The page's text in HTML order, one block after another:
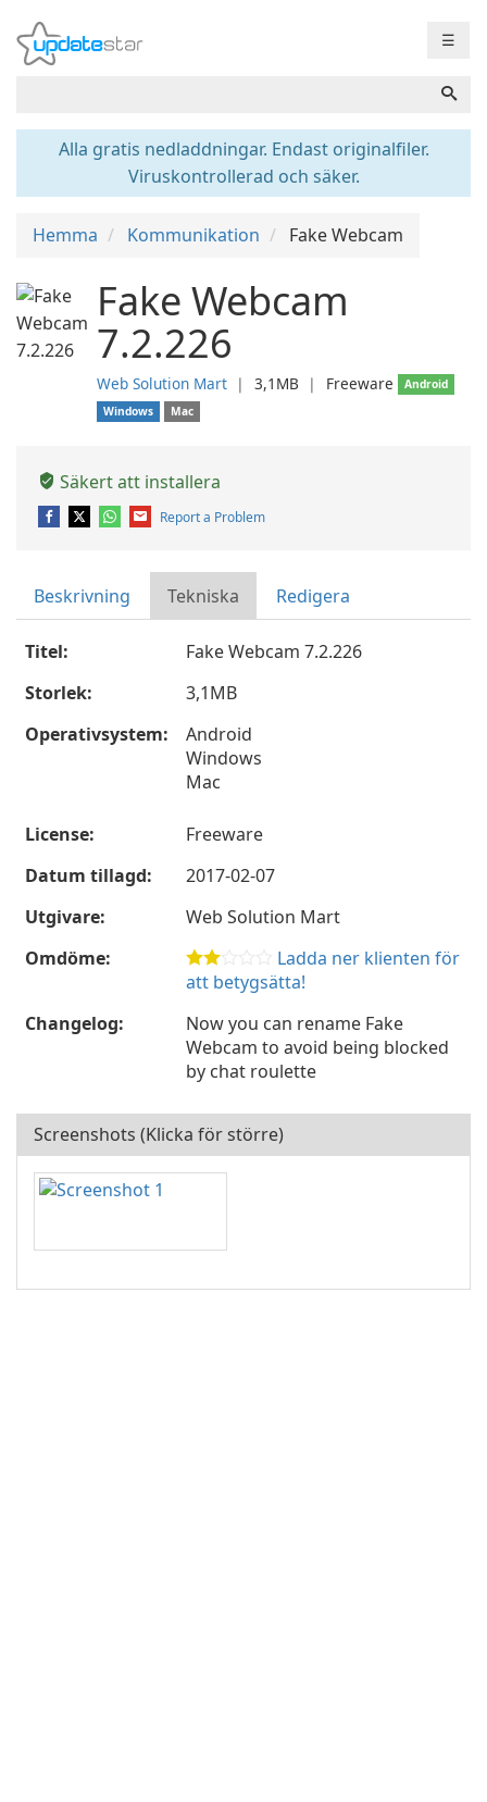
☰
Alla gratis nedladdningar. Endast originalfiler.
Viruskontrollerad och säker.
Hemma Kommunikation Fake Webcam
Fake Webcam
7.2.226
Web Solution Mart ❘ 3,1MB ❘ Freeware
Android
Windows
Mac
Säkert att installera
Report a Problem
Beskrivning Tekniska Redigera
Titel:
Fake Webcam 7.2.226
Storlek:
3,1MB
Operativsystem:
Android
Windows
Mac
License:
Freeware
Datum tillagd:
2017-02-07
Utgivare:
Web Solution Mart
Omdöme:
Ladda ner klienten för
att betygsätta!
Changelog:
Now you can rename Fake
Webcam to avoid being blocked
by chat roulette
Screenshots (Klicka för större)